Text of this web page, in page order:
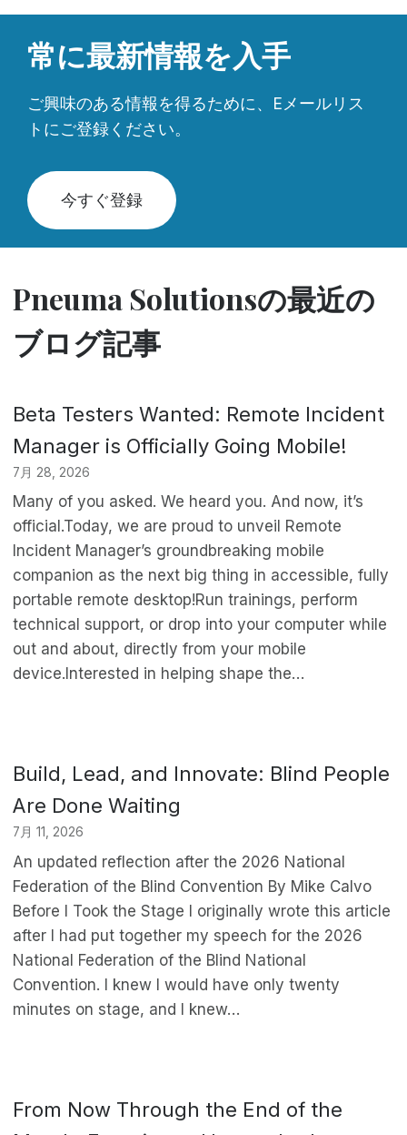
常に最新情報を入手
ご興味のある情報を得るために、Eメールリス
トにご登録ください。
今すぐ登録
Pneuma Solutionsの最近の
ブログ記事
Beta Testers Wanted: Remote Incident
Manager is Officially Going Mobile!
7月 28, 2026
Many of you asked. We heard you. And now, it’s
official.Today, we are proud to unveil Remote
Incident Manager’s groundbreaking mobile
companion as the next big thing in accessible, fully
portable remote desktop!Run trainings, perform
technical support, or drop into your computer while
out and about, directly from your mobile
device.Interested in helping shape the…
Build, Lead, and Innovate: Blind People
Are Done Waiting
7月 11, 2026
An updated reflection after the 2026 National
Federation of the Blind Convention By Mike Calvo
Before I Took the Stage I originally wrote this article
after I had put together my speech for the 2026
National Federation of the Blind National
Convention. I knew I would have only twenty
minutes on stage, and I knew…
From Now Through the End of the